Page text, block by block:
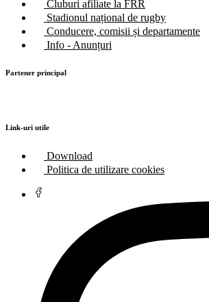
Cluburi afiliate la FRR
Stadionul național de rugby
Conducere, comisii și departamente
Info - Anunțuri
Partener principal
Link-uri utile
Download
Politica de utilizare cookies